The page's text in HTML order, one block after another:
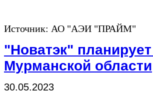
Источник: АО "АЭИ "ПРАЙМ"
"Новатэк"
Мурманской области
30.05.2023